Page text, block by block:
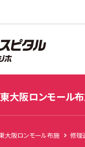
ンモール布施
料金 修理事例
大阪ロンモール
大阪ロンモール布施 修理